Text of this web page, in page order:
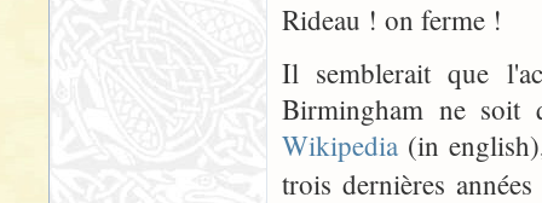
Rideau ! on ferme !
Il semblerait que
Birmingham ne
Wikipedia (in
trois dernières